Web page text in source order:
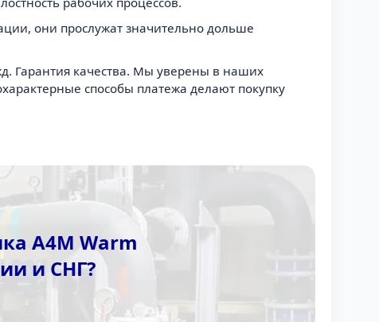
они прослужат значительно дольше
Гарантия качества. Мы уверены в наших
способы платежа делают покупку
A4M Warm
и СНГ?